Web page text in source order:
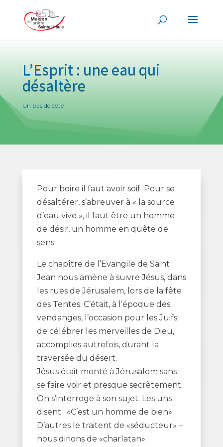
L’Esprit : une eau qui
désaltère
Un pas de côté
Pour boire il faut avoir soif. Pour se
désaltérer, s’abreuver à « la source
d’eau vive », il faut être un homme
de désir, un homme en quête de
sens
Le chapître de l’Evangile de Saint
Jean nous amène à suivre Jésus, dans
les rues de Jérusalem, lors de la fête
des Tentes. C’était, à l’époque des
vendanges, l’occasion pour les Juifs
de célébrer les merveilles de Dieu,
accomplies autrefois, durant la
traversée du désert.
Jésus était monté à Jérusalem sans
se faire voir et presque secrètement.
On s’interroge à son sujet. Les uns
disent : «C’est un homme de bien».
D’autres le traitent de «séducteur» –
nous dirions de «charlatan».